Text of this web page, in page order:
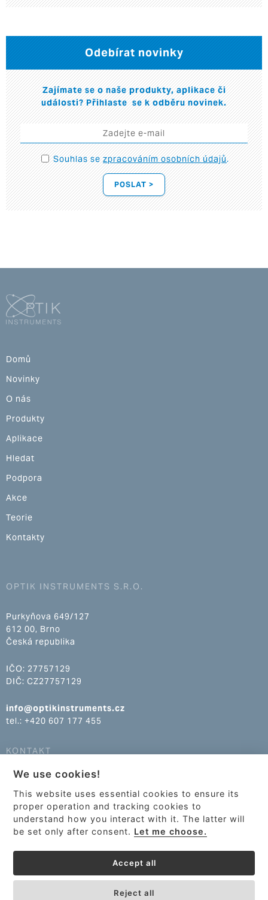
Odebírat novinky
Zajímate se o naše produkty, aplikace či
události? Přihlaste se k odběru novinek.
Souhlas sezpracováním osobních údajů.
POSLAT >
Domů
Novinky
O nás
Produkty
Aplikace
Hledat
Podpora
Akce
Teorie
Kontakty
OPTIK INSTRUMENTS S.R.O.
Purkyňova 649/127
612 00, Brno
Česká republika
IČO: 27757129
DIČ: CZ27757129
info@optikinstruments.cz
tel.: +420 607 177 455
KONTAKT
info@optikinstruments.cz
tel.: +420 607 177 455
We use cookies!
This website uses essential cookies to ensure its
proper operation and tracking cookies to
understand how you interact with it. The latter will
be set only after consent. Let me choose.
Accept all
Reject all